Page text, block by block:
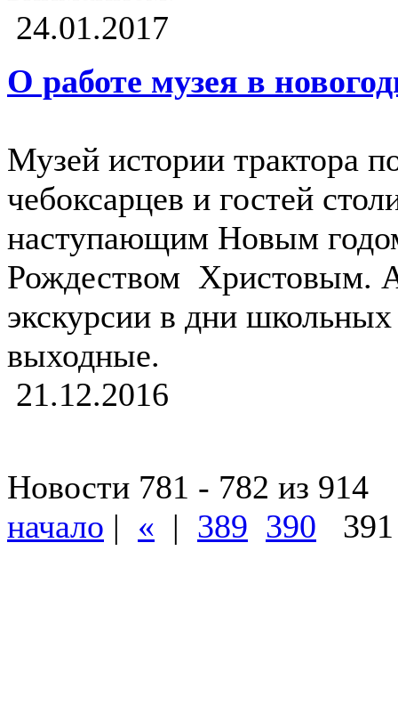
24.01.2017
О работе музея в
Музей истории трактора
чебоксарцев и гостей
наступающим Новым
Рождеством Христовым.
экскурсии в дни
выходные.
21.12.2016
Новости 781 - 782 из 914
начало | « | 389 390